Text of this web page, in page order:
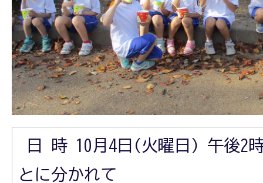
日 時 10月4日(火曜日) 午後2
とに分かれて